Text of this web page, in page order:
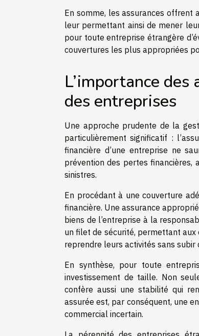
En somme, les assurances offrent
leur permettant ainsi de mener
pour toute entreprise étrangère
couvertures les plus appropriées
L’importance
des entreprises
Une approche prudente de la
particulièrement significatif :
financière d’une entreprise ne
prévention des pertes financières,
sinistres.
En procédant à une couverture
financière. Une assurance
biens de l’entreprise à la
un filet de sécurité, permettant
reprendre leurs activités sans
En synthèse, pour toute
investissement de taille. Non
confère aussi une stabilité qui
assurée est, par conséquent, une
commercial incertain.